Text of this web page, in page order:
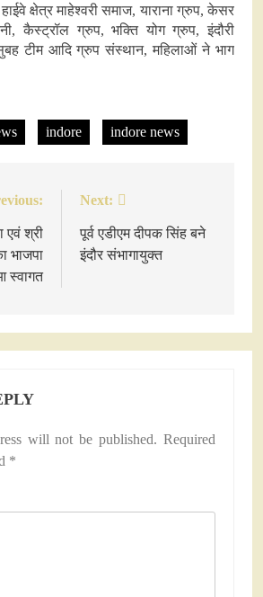
क्षेत्र माहेश्वरी समाज, याराना ग्रुप, केसर
कैस्ट्रॉल ग्रुप, भक्ति योग ग्रुप, इंदौरी
सुबह टीम आदि ग्रुप संस्थान, महिलाओं ने भाग
indore indore news
श्री
भाजपा
स्वागत
Next:
पूर्व एडीएम दीपक सिंह बने
इंदौर संभागायुक्त
will not be published. Required
*